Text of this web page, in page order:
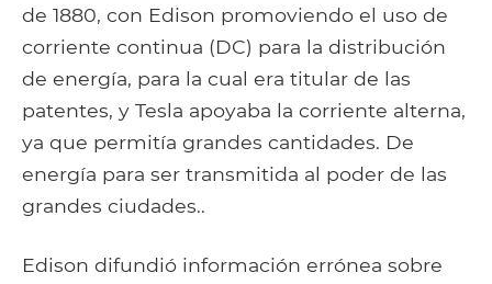
de 1880, con Edison promoviendo el uso de
corriente continua (DC) para la distribución
de energía, para la cual era titular de las
patentes, y Tesla apoyaba la corriente alterna,
ya que permitía grandes cantidades. De
energía para ser transmitida al poder de las
grandes ciudades..
Edison difundió información errónea sobre